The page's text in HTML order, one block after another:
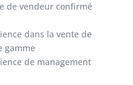
de vendeur confirmé
dans la vente de
gamme
de management